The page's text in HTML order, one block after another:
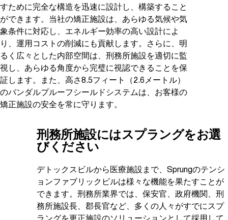
すために完全な構造を迅速に設計し、構築すること
ができます。当社の矯正施設は、あらゆる気候や気
象条件に対応し、エネルギー効率の高い設計によ
り、運用コストの削減にも貢献します。さらに、明
るく広々とした内部空間は、刑務所施設を適切に監
視し、あらゆる角度から完璧に視認できることを保
証します。また、高さ8.5フィート（2.6メートル）
のバンダルプルーフシールドシステムは、お客様の
矯正施設の安全を常に守ります。
刑務所施設にはスプラングをお選
びください
デトックスビルから医療施設まで、Sprungのテンシ
ョンファブリックビルは様々な機能を果たすことが
できます。刑務所業界では、保安官、政府機関、刑
務所施設長、郡長官など、多くの人々がすでにスプ